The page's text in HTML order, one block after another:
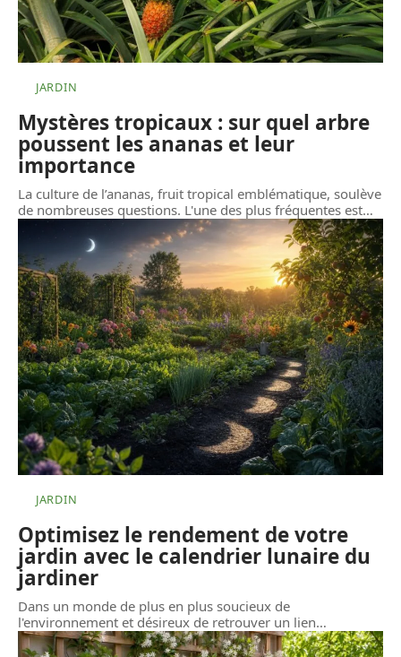
JARDIN
Mystères tropicaux : sur quel arbre
poussent les ananas et leur
importance
La culture de l’ananas, fruit tropical emblématique, soulève
de nombreuses questions. L'une des plus fréquentes est…
JARDIN
Optimisez le rendement de votre
jardin avec le calendrier lunaire du
jardiner
Dans un monde de plus en plus soucieux de
l'environnement et désireux de retrouver un lien…